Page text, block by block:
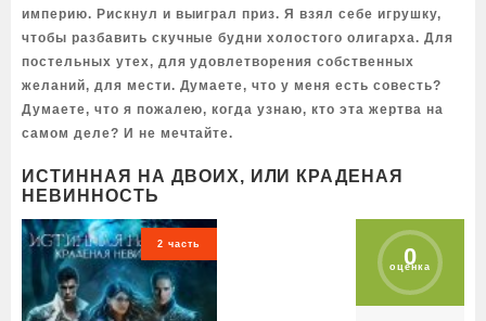
империю. Рискнул и выиграл приз. Я взял себе игрушку,
чтобы разбавить скучные будни холостого олигарха. Для
постельных утех, для удовлетворения собственных
желаний, для мести. Думаете, что у меня есть совесть?
Думаете, что я пожалею, когда узнаю, кто эта жертва на
самом деле? И не мечтайте.
ИСТИННАЯ НА ДВОИХ, ИЛИ КРАДЕНАЯ
НЕВИННОСТЬ
2 часть 0
оценка